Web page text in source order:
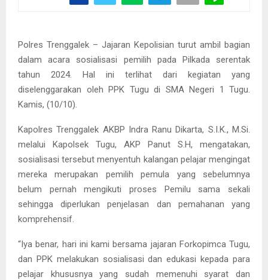
Polres Trenggalek – Jajaran Kepolisian turut ambil bagian
dalam acara sosialisasi pemilih pada Pilkada serentak
tahun 2024. Hal ini terlihat dari kegiatan yang
diselenggarakan oleh PPK Tugu di SMA Negeri 1 Tugu.
Kamis, (10/10).
Kapolres Trenggalek AKBP Indra Ranu Dikarta, S.I.K., M.Si.
melalui Kapolsek Tugu, AKP Panut S.H, mengatakan,
sosialisasi tersebut menyentuh kalangan pelajar mengingat
mereka merupakan pemilih pemula yang sebelumnya
belum pernah mengikuti proses Pemilu sama sekali
sehingga diperlukan penjelasan dan pemahanan yang
komprehensif.
“Iya benar, hari ini kami bersama jajaran Forkopimca Tugu,
dan PPK melakukan sosialisasi dan edukasi kepada para
pelajar khususnya yang sudah memenuhi syarat dan